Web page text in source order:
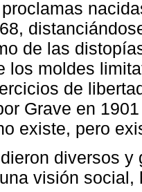
de las
los moldes
de
Grave en
existe, pero
diversos y
visión